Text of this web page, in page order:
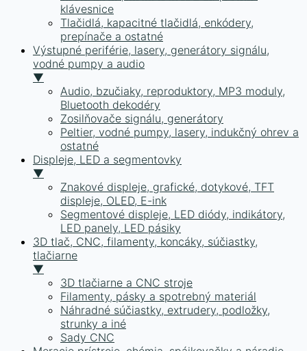
klávesnice
Tlačidlá, kapacitné tlačidlá, enkódery,
prepínače a ostatné
Výstupné periférie, lasery, generátory signálu,
vodné pumpy a audio
▼
Audio, bzučiaky, reproduktory, MP3 moduly,
Bluetooth dekodéry
Zosilňovače signálu, generátory
Peltier, vodné pumpy, lasery, indukčný ohrev a
ostatné
Displeje, LED a segmentovky
▼
Znakové displeje, grafické, dotykové, TFT
displeje, OLED, E-ink
Segmentové displeje, LED diódy, indikátory,
LED panely, LED pásiky
3D tlač, CNC, filamenty, koncáky, súčiastky,
tlačiarne
▼
3D tlačiarne a CNC stroje
Filamenty, pásky a spotrebný materiál
Náhradné súčiastky, extrudery, podložky,
strunky a iné
Sady CNC